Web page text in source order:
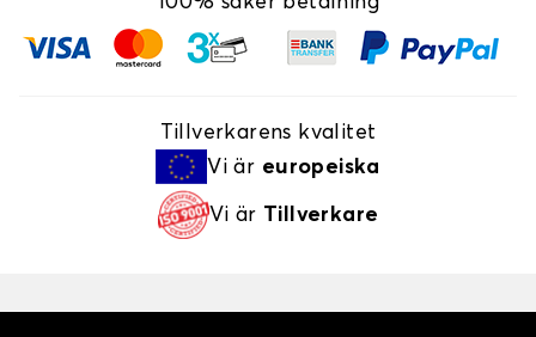
Tillverkarens kvalitet
Vi är europeiska
Vi är Tillverkare